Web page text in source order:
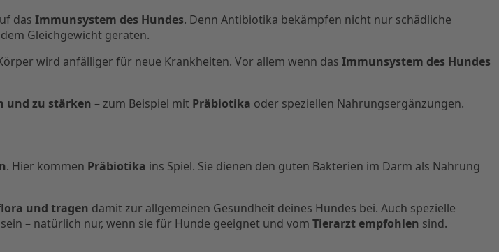
das Immunsystem des Hundes. Denn Antibiotika bekämpfen nicht nur schädliche
Gleichgewicht geraten.
wird anfälliger für neue Krankheiten. Vor allem wenn das Immunsystem des Hundes
und zu stärken – zum Beispiel mit Präbiotika oder speziellen Nahrungsergänzungen.
. Hier kommen Präbiotika ins Spiel. Sie dienen den guten Bakterien im Darm als Nahrung
und tragen damit zur allgemeinen Gesundheit deines Hundes bei. Auch spezielle
– natürlich nur, wenn sie für Hunde geeignet und vom Tierarzt empfohlen sind.